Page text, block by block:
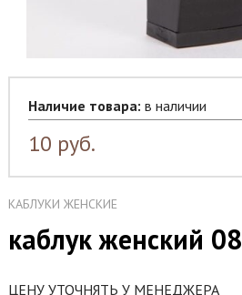
КАБЛУКИ ЖЕНСКИЕ
каблук женский 08
ЦЕНУ УТОЧНЯТЬ У МЕНЕДЖЕРА
Наличие товара: в наличии
10 руб.